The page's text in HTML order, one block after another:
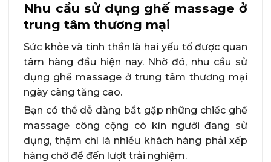
Nhu cầu sử dụng ghế massage ở
trung tâm thương mại
Sức khỏe và tinh thần là hai yếu tố được quan
tâm hàng đầu hiện nay. Nhờ đó, nhu cầu sử
dụng ghế massage ở trung tâm thương mại
ngày càng tăng cao.
Bạn có thể dễ dàng bắt gặp những chiếc ghế
massage công cộng có kín người đang sử
dụng, thậm chí là nhiều khách hàng phải xếp
hàng chờ để đến lượt trải nghiệm.